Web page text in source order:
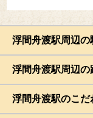
浮間舟渡駅周辺の
浮間舟渡駅周辺の
浮間舟渡駅のこ